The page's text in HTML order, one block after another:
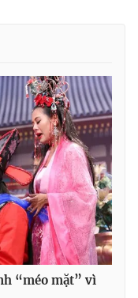
“méo mặt” vì